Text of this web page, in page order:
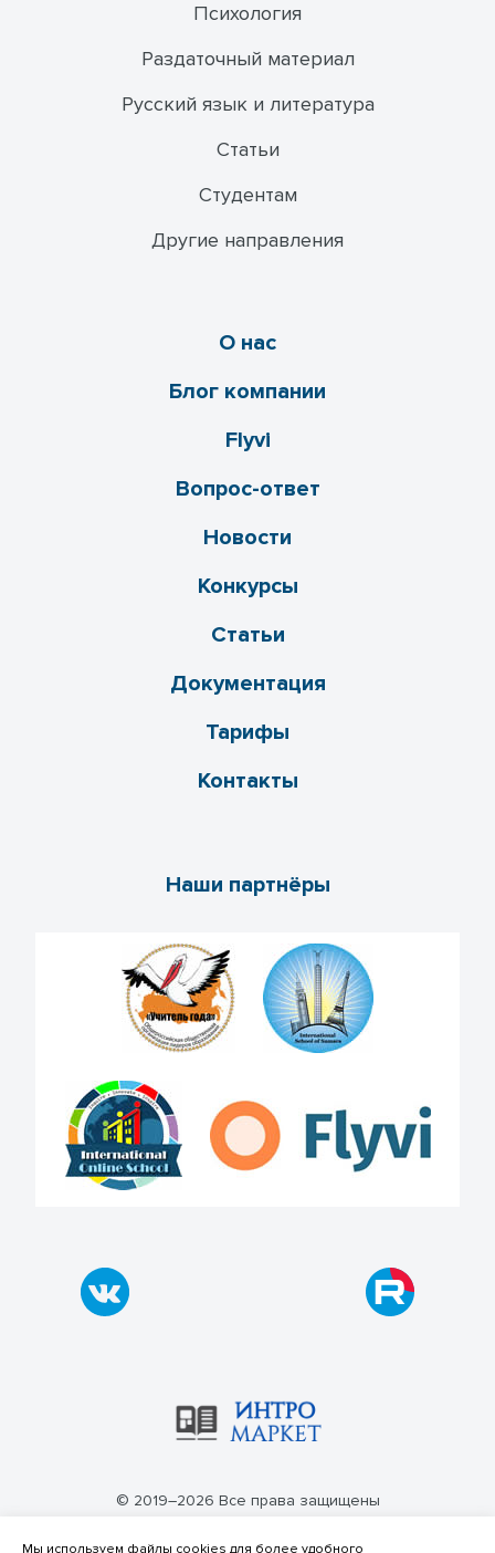
Психология
Раздаточный материал
Русский язык и литература
Статьи
Студентам
Другие направления
О нас
Блог компании
Flyvi
Вопрос-ответ
Новости
Конкурсы
Статьи
Документация
Тарифы
Контакты
Наши партнёры
© 2019–2026 Все права защищены
Политика конфиденциальности
Мы используем файлы cookies для более удобного